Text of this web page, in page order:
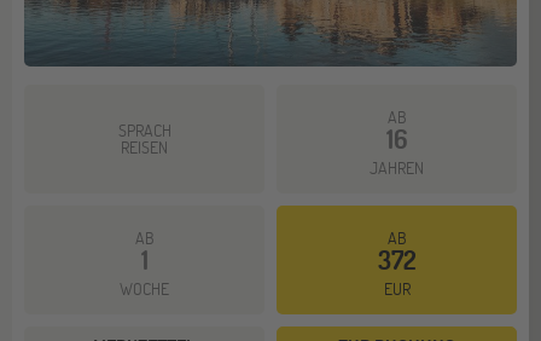
SPRACH
REISEN
AB
16
JAHREN
AB
1
WOCHE
AB
372
EUR